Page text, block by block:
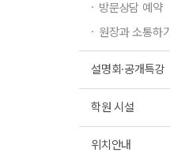
방문상담 예약
원장과 소통하기
설명회·공개특강
학원 시설
위치안내